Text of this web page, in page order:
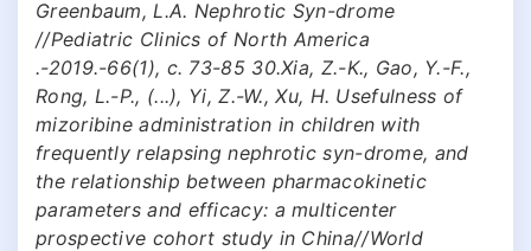
Greenbaum, L.A. Nephrotic Syn-drome
//Pediatric Clinics of North America
.-2019.-66(1), с. 73-85 30.Xia, Z.-K., Gao, Y.-F.,
Rong, L.-P., (...), Yi, Z.-W., Xu, H. Usefulness of
mizoribine administration in children with
frequently relapsing nephrotic syn-drome, and
the relationship between pharmacokinetic
parameters and efficacy: a multicenter
prospective cohort study in China//World